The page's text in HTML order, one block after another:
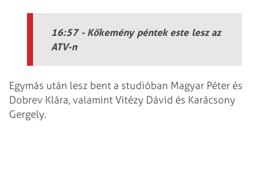
16:57 - Kőkemény péntek este lesz az
ATV-n
Egymás után lesz bent a studióban Magyar Péter és
Dobrev Klára, valamint Vitézy Dávid és Karácsony
Gergely.